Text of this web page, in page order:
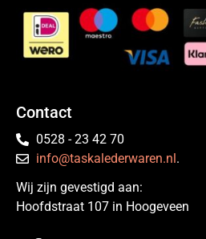
Contact
0528 - 23 42 70
info@taskalederwaren.nl.
Wij zijn gevestigd aan:
Hoofdstraat 107 in Hoogeveen